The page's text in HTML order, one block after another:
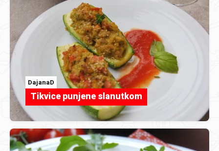
DajanaD
Tikvice punjene slanutkom